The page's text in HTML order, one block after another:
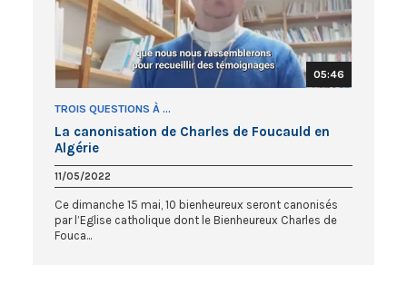
05:46
TROIS QUESTIONS À ...
La canonisation de Charles de Foucauld en
Algérie
11/05/2022
Ce dimanche 15 mai, 10 bienheureux seront canonisés
par l’Eglise catholique dont le Bienheureux Charles de
Fouca...